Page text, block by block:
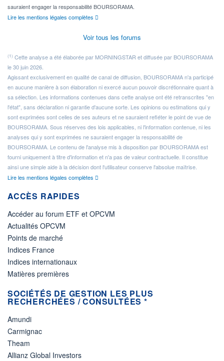
sauraient engager la responsabilité BOURSORAMA.
Lire les mentions légales complètes
Voir tous les forums
(1) Cette analyse a été élaborée par MORNINGSTAR et diffusée par BOURSORAMA
le 30 juin 2026.
Agissant exclusivement en qualité de canal de diffusion, BOURSORAMA n'a participé
en aucune manière à son élaboration ni exercé aucun pouvoir discrétionnaire quant à
sa sélection. Les informations contenues dans cette analyse ont été retranscrites "en
l'état", sans déclaration ni garantie d'aucune sorte. Les opinions ou estimations qui y
sont exprimées sont celles de ses auteurs et ne sauraient refléter le point de vue de
BOURSORAMA. Sous réserves des lois applicables, ni l'information contenue, ni les
analyses qui y sont exprimées ne sauraient engager la responsabilité de
BOURSORAMA. Le contenu de l'analyse mis à disposition par BOURSORAMA est
fourni uniquement à titre d'information et n'a pas de valeur contractuelle. Il constitue
ainsi une simple aide à la décision dont l'utilisateur conserve l'absolue maîtrise.
Lire les mentions légales complètes
ACCÈS RAPIDES
Accéder au forum ETF et OPCVM
Actualités OPCVM
Points de marché
Indices France
Indices internationaux
Matières premières
SOCIÉTÉS DE GESTION LES PLUS
RECHERCHÉES / CONSULTÉES *
Amundi
Carmignac
Theam
Allianz Global Investors